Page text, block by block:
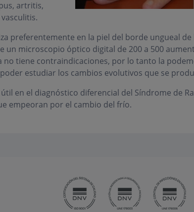
artritis,
preferentemente en la piel del borde ungueal
un microscopio óptico digital de 200 a 500
no tiene contraindicaciones, por lo tanto la
estudiar los cambios evolutivos que se
en el diagnóstico diferencial del Síndrome de
empeoran por el cambio del frío.